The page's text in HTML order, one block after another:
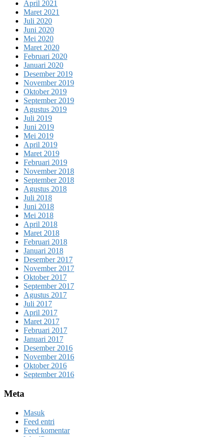
April 2021
Maret 2021
Juli 2020
Juni 2020
Mei 2020
Maret 2020
Februari 2020
Januari 2020
Desember 2019
November 2019
Oktober 2019
September 2019
Agustus 2019
Juli 2019
Juni 2019
Mei 2019
April 2019
Maret 2019
Februari 2019
November 2018
September 2018
Agustus 2018
Juli 2018
Juni 2018
Mei 2018
April 2018
Maret 2018
Februari 2018
Januari 2018
Desember 2017
November 2017
Oktober 2017
September 2017
Agustus 2017
Juli 2017
April 2017
Maret 2017
Februari 2017
Januari 2017
Desember 2016
November 2016
Oktober 2016
September 2016
Meta
Masuk
Feed entri
Feed komentar